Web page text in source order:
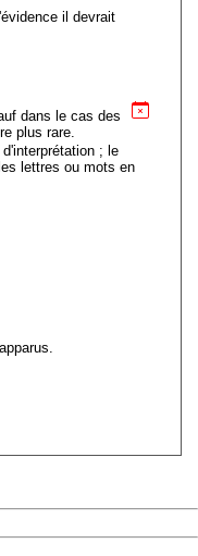
il devrait
dans le cas des
plus rare.
; le
lettres ou mots en